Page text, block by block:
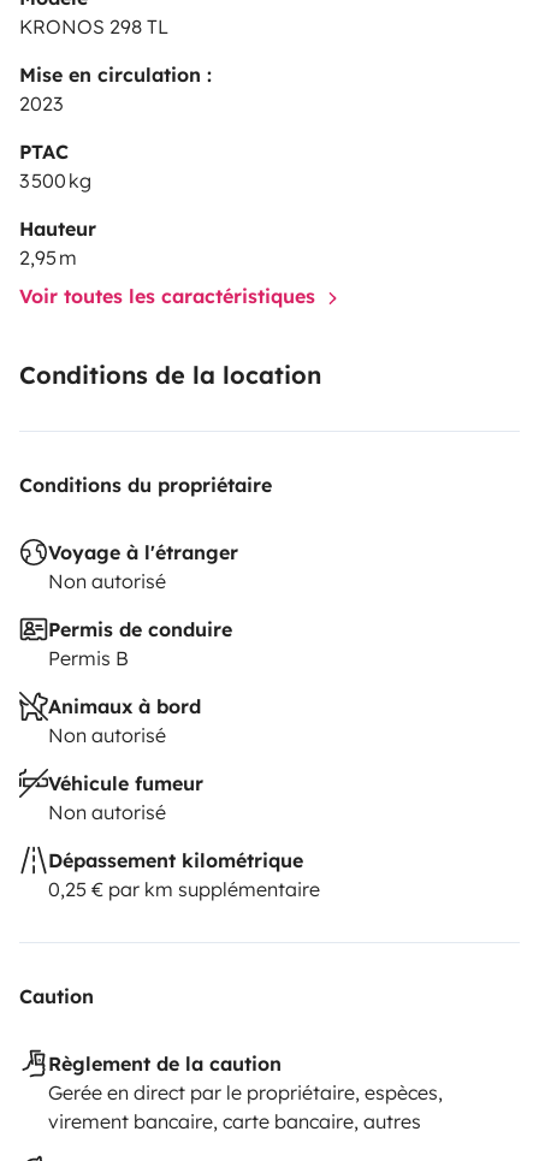
KRONOS 298 TL
Mise en circulation :
2023
PTAC
3 500 kg
Hauteur
2,95 m
Voir toutes les caractéristiques
Conditions de la location
Conditions du propriétaire
Voyage à l'étranger
Non autorisé
Permis de conduire
Permis B
Animaux à bord
Non autorisé
Véhicule fumeur
Non autorisé
Dépassement kilométrique
0,25 € par km supplémentaire
Caution
Règlement de la caution
Gerée en direct par le propriétaire, espèces,
virement bancaire, carte bancaire, autres